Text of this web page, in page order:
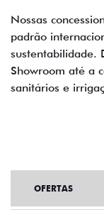
Nossas
padrão
sustentabilidade.
Showroom até a
sanitários e
OFERTAS